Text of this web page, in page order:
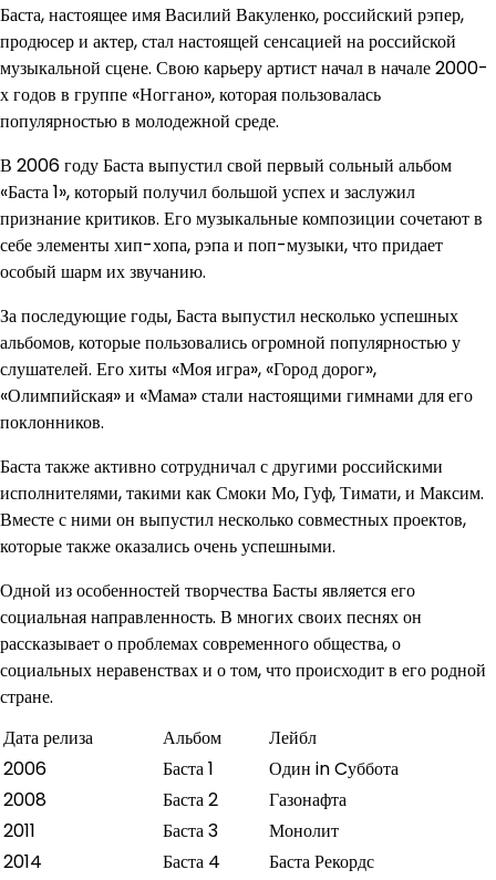
Баста, настоящее имя Василий Вакуленко, российский рэпер,
продюсер и актер, стал настоящей сенсацией на российской
музыкальной сцене. Свою карьеру артист начал в начале 2000-
х годов в группе «Ноггано», которая пользовалась
популярностью в молодежной среде.
В 2006 году Баста выпустил свой первый сольный альбом
«Баста 1», который получил большой успех и заслужил
признание критиков. Его музыкальные композиции сочетают в
себе элементы хип-хопа, рэпа и поп-музыки, что придает
особый шарм их звучанию.
За последующие годы, Баста выпустил несколько успешных
альбомов, которые пользовались огромной популярностью у
слушателей. Его хиты «Моя игра», «Город дорог»,
«Олимпийская» и «Мама» стали настоящими гимнами для его
поклонников.
Баста также активно сотрудничал с другими российскими
исполнителями, такими как Смоки Мо, Гуф, Тимати, и Максим.
Вместе с ними он выпустил несколько совместных проектов,
которые также оказались очень успешными.
Одной из особенностей творчества Басты является его
социальная направленность. В многих своих песнях он
рассказывает о проблемах современного общества, о
социальных неравенствах и о том, что происходит в его родной
стране.
Дата релиза
Альбом
Лейбл
2006
Баста 1
Один in Cуббота
2008
Баста 2
Газонафта
2011
Баста 3
Монолит
2014
Баста 4 Баста Рекордс